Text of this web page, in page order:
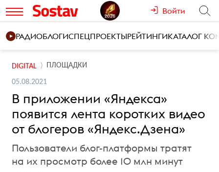
Войти
РАДИОБЛОГИСПЕЦПРОЕКТЫРЕЙТИНГИКАТАЛОГ
DIGITAL ПЛОЩАДКИ
05.08.2021
В приложении «Яндекса»
появится лента коротких видео
от блогеров «Яндекс.Дзена»
Пользователи блог-платформы тратят
на их просмотр более 10 млн минут